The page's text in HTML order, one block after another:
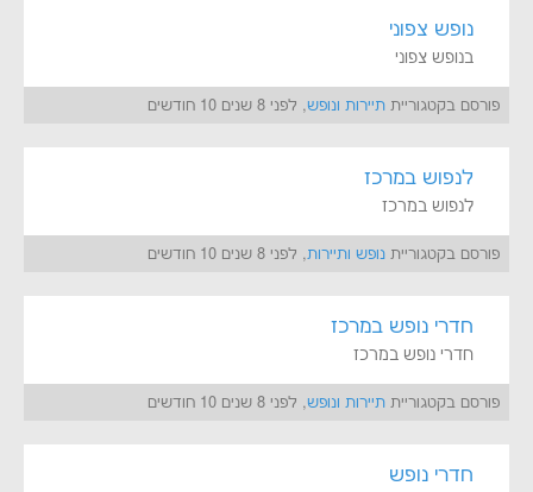
נופש צפוני
בנופש צפוני
פורסם בקטגוריית תיירות ונופש, לפני 8 שנים 10 חודשים
לנפוש במרכז
לנפוש במרכז
פורסם בקטגוריית נופש ותיירות, לפני 8 שנים 10 חודשים
חדרי נופש במרכז
חדרי נופש במרכז
פורסם בקטגוריית תיירות ונופש, לפני 8 שנים 10 חודשים
חדרי נופש